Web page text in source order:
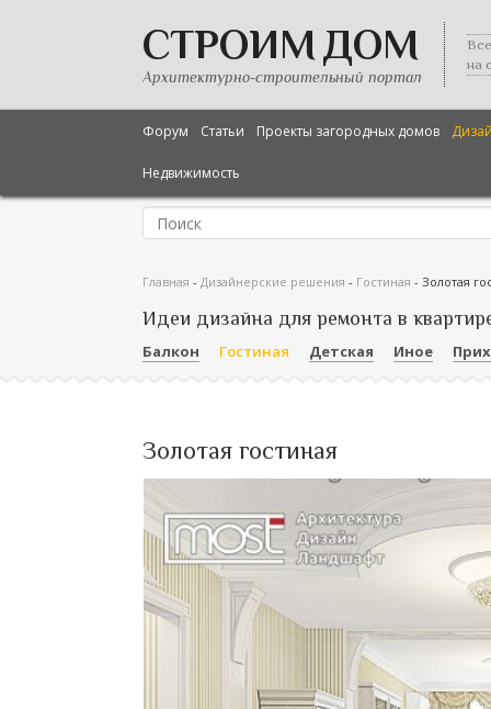
СТРОИМ ДОМ
Архитектурно-строительный портал
на
Форум Статьи Проекты загородных домов
Недвижимость
Главная - Дизайнерские решения - Гостиная - Золотая
Идеи дизайна для ремонта в
Балкон Гостиная Детская Иное
Золотая гостиная